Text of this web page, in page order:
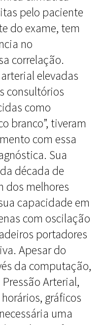
pelo paciente
do exame, tem
no
correlação.
elevadas
consultórios
como
branco”, tiveram
com essa
Sua
década de
dos melhores
capacidade em
com oscilação
portadores
Apesar do
da computação,
Arterial,
gráficos
uma